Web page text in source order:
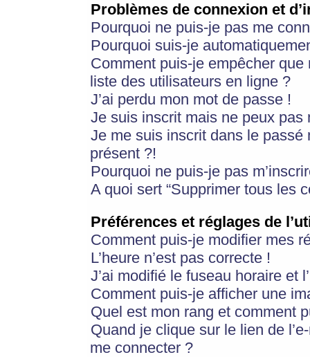
Problèmes de connexion et
Pourquoi ne puis-je pas me
Pourquoi suis-je
Comment puis-je empêcher
liste des utilisateurs en ligne ?
J’ai perdu mon mot de passe !
Je suis inscrit mais ne peux pas
Je me suis inscrit dans le
présent ?!
Pourquoi ne puis-je pas
A quoi sert “Supprimer tous les
Préférences et réglages de
Comment puis-je modifier mes
L’heure n’est pas correcte !
J’ai modifié le fuseau horaire et
Comment puis-je afficher une
Quel est mon rang et comment
Quand je clique sur le lien de
me connecter ?